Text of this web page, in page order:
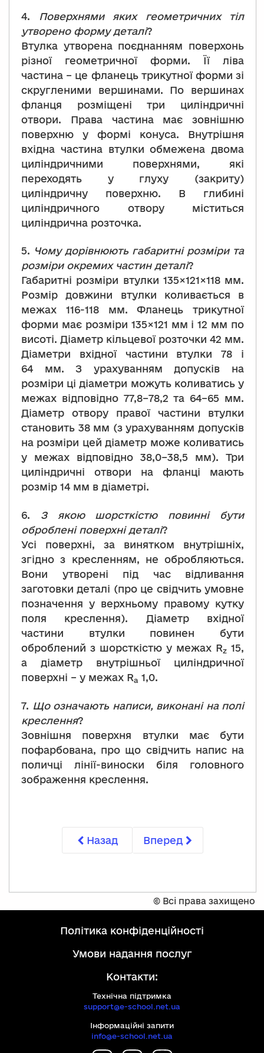
4.
Поверхнями яких геометричних тіл
утворено форму деталі?
Втулка утворена поєднанням поверхонь
різної геометричної форми. Її ліва
частина – це фланець трикутної форми зі
скругленими вершинами. По вершинах
фланця розміщені три циліндричні
отвори. Права частина має зовнішню
поверхню у формі конуса. Внутрішня
вхідна частина втулки обмежена двома
циліндричними поверхнями, які
переходять у глуху (закриту)
циліндричну поверхню. В глибині
циліндричного отвору міститься
циліндрична розточка.
5. Чому дорівнюють габаритні розміри та
розміри окремих частин деталі?
Габаритні розміри втулки 135×121×118 мм.
Розмір довжини втулки коливається в
межах 116-118 мм. Фланець трикутної
форми має розміри 135×121 мм і 12 мм по
висоті. Діаметр кільцевої розточки 42 мм.
Діаметри вхідної частини втулки 78 і
64 мм. З урахуванням допусків на
розміри ці діаметри можуть коливатись у
межах відповідно 77,8–78,2 та 64–65 мм.
Діаметр отвору правої частини втулки
становить 38 мм (з урахуванням допусків
на розміри цей діаметр може коливатись
у межах відповідно 38,0–38,5 мм). Три
циліндричні отвори на фланці мають
розмір 14 мм в діаметрі.
6. З якою шорсткістю повинні бути
оброблені поверхні деталі?
Усі поверхні, за винятком внутрішніх,
згідно з кресленням, не обробляються.
Вони утворені під час відливання
заготовки деталі (про це свідчить умовне
позначення у верхньому правому кутку
поля креслення). Діаметр вхідної
частини втулки повинен бути
оброблений з шорсткістю у межах Rz 15,
а діаметр внутрішньої циліндричної
поверхні – у межах Ra 1,0.
7. Що означають написи, виконані на полі
креслення?
Зовнішня поверхня втулки має бути
пофарбована, про що свідчить напис на
поличці лінії-виноски біля головного
зображення креслення.
Назад Вперед
© Всі права захищено
політика конфіденційності
умови надання послуг
Контакти:
Технічна підтримка
support@e-school.net.ua
Інформаційні запити
info@e-school.net.ua